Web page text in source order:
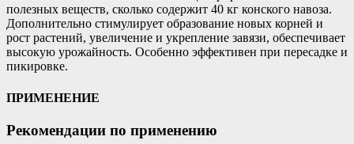
полезных веществ, сколько содержит 40 кг конского навоза.
Дополнительно стимулирует образование новых корней и
рост растений, увеличение и укрепление завязи, обеспечивает
высокую урожайность. Особенно эффективен при пересадке и
пикировке.
ПРИМЕНЕНИЕ
Рекомендации по применению